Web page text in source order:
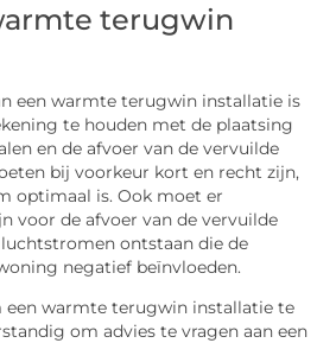
terugwin
een warmte terugwin installatie is
te houden met de plaatsing
en de afvoer van de vervuilde
bij voorkeur kort en recht zijn,
optimaal is. Ook moet er
voor de afvoer van de vervuilde
ontstaan die de
negatief beïnvloeden.
een warmte terugwin installatie te
om advies te vragen aan een